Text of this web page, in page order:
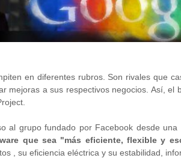
en diferentes rubros. Son rivales que
mejoras a sus respectivos negocios. Así, el
al grupo fundado por Facebook desde
que sea "más eficiente, flexible y
, su eficiencia eléctrica y su estabilidad,